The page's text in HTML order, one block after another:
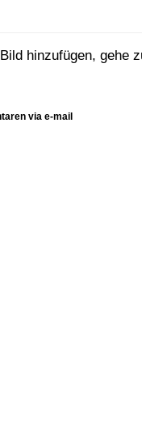
hinzufügen, gehe
via e-mail